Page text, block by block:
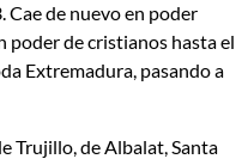
de nuevo en poder
poder de cristianos hasta el
Extremadura, pasando a
Trujillo, de Albalat, Santa